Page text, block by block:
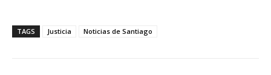
TAGS Justicia Noticias de Santiago